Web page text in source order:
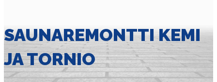
SAUNAREMONTTI KEMI
JA TORNIO